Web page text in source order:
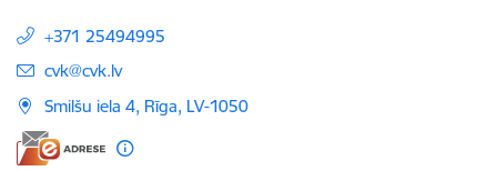
+371 25494995
E-pasts:
cvk@cvk.lv
Smilšu iela 4, Rīga, LV-1050